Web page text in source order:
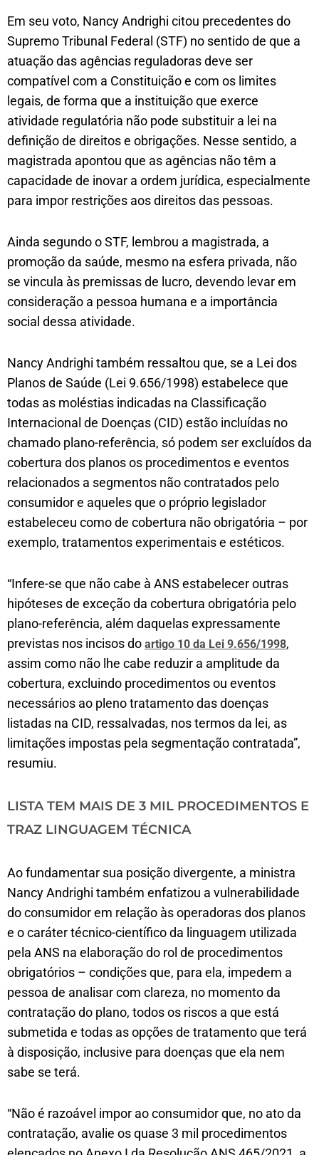
Em seu voto, Nancy Andrighi citou precedentes do
Supremo Tribunal Federal (STF) no sentido de que a
atuação das agências reguladoras deve ser
compatível com a Constituição e com os limites
legais, de forma que a instituição que exerce
atividade regulatória não pode substituir a lei na
definição de direitos e obrigações. Nesse sentido, a
magistrada apontou que as agências não têm a
capacidade de inovar a ordem jurídica, especialmente
para impor restrições aos direitos das pessoas.
Ainda segundo o STF, lembrou a magistrada, a
promoção da saúde, mesmo na esfera privada, não
se vincula às premissas de lucro, devendo levar em
consideração a pessoa humana e a importância
social dessa atividade.
Nancy Andrighi também ressaltou que, se a Lei dos
Planos de Saúde (Lei 9.656/1998) estabelece que
todas as moléstias indicadas na Classificação
Internacional de Doenças (CID) estão incluídas no
chamado plano-referência, só podem ser excluídos da
cobertura dos planos os procedimentos e eventos
relacionados a segmentos não contratados pelo
consumidor e aqueles que o próprio legislador
estabeleceu como de cobertura não obrigatória – por
exemplo, tratamentos experimentais e estéticos.
“Infere-se que não cabe à ANS estabelecer outras
hipóteses de exceção da cobertura obrigatória pelo
plano-referência, além daquelas expressamente
previstas nos incisos do artigo 10 da Lei 9.656/1998,
assim como não lhe cabe reduzir a amplitude da
cobertura, excluindo procedimentos ou eventos
necessários ao pleno tratamento das doenças
listadas na CID, ressalvadas, nos termos da lei, as
limitações impostas pela segmentação contratada”,
resumiu.
LISTA TEM MAIS DE 3 MIL PROCEDIMENTOS E
TRAZ LINGUAGEM TÉCNICA
Ao fundamentar sua posição divergente, a ministra
Nancy Andrighi também enfatizou a vulnerabilidade
do consumidor em relação às operadoras dos planos
e o caráter técnico-científico da linguagem utilizada
pela ANS na elaboração do rol de procedimentos
obrigatórios – condições que, para ela, impedem a
pessoa de analisar com clareza, no momento da
contratação do plano, todos os riscos a que está
submetida e todas as opções de tratamento que terá
à disposição, inclusive para doenças que ela nem
sabe se terá.
“Não é razoável impor ao consumidor que, no ato da
contratação, avalie os quase 3 mil procedimentos